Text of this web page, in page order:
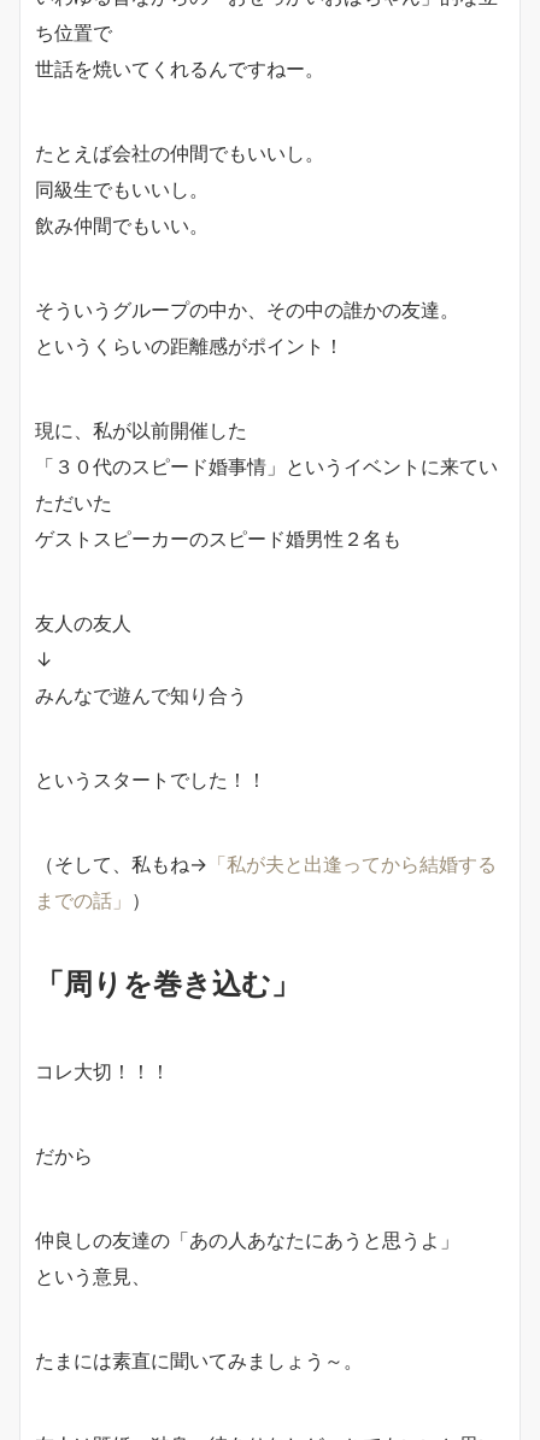
ち位置で
世話を焼いてくれるんですねー。
たとえば会社の仲間でもいいし。
同級生でもいいし。
飲み仲間でもいい。
そういうグループの中か、その中の誰かの友達。
というくらいの距離感がポイント！
現に、私が以前開催した
「３０代のスピード婚事情」というイベントに来てい
ただいた
ゲストスピーカーのスピード婚男性２名も
友人の友人
↓
みんなで遊んで知り合う
というスタートでした！！
（そして、私もね→ 「私が夫と出逢ってから結婚する
までの話」 ）
「周りを巻き込む」
コレ大切！！！
だから
仲良しの友達の「あの人あなたにあうと思うよ」
という意見、
たまには素直に聞いてみましょう～。